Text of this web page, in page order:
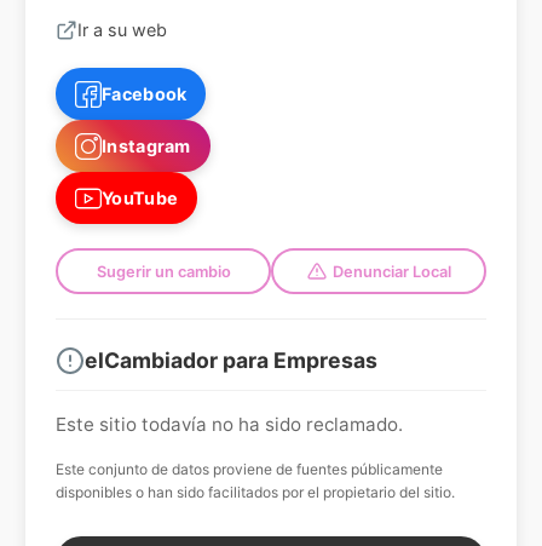
Ir a su web
Facebook
Instagram
YouTube
Sugerir un cambio Denunciar Local
elCambiador para Empresas
Este sitio todavía no ha sido reclamado.
Este conjunto de datos proviene de fuentes públicamente
disponibles o han sido facilitados por el propietario del sitio.